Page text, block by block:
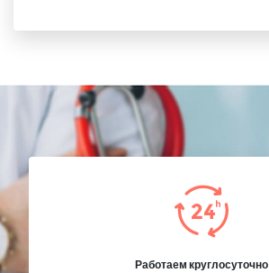
Работаем круглосуточно